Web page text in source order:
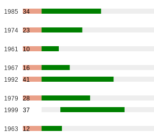
1985 34
1974 23
1961 10
1967
16
1992 41
1979
28
1999 37
1963
12